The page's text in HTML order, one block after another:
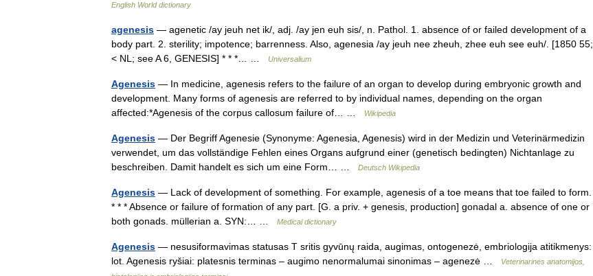
English World dictionary
agenesis — agenetic /ay jeuh net ik/, adj. /ay jen euh sis/, n. Pathol. 1. absence of or failed development of a
body part. 2. sterility; impotence; barrenness. Also, agenesia /ay jeuh nee zheuh, zhee euh see euh/. [1850 55;
< NL; see A 6, GENESIS] * * *… …
Universalium
Agenesis — In medicine, agenesis refers to the failure of an organ to develop during embryonic growth and
development. Many forms of agenesis are referred to by individual names, depending on the organ
affected:*Agenesis of the corpus callosum failure of… …
Wikipedia
Agenesis — Der Begriff Agenesie (Synonyme: Agenesia, Agenesis) wird in der Medizin und Veterinärmedizin
verwendet, um das vollständige Fehlen eines Organs aufgrund einer (genetisch bedingten) Nichtanlage zu
beschreiben. Damit handelt es sich um eine Form… …
Deutsch Wikipedia
Agenesis — Lack of development of something. For example, agenesis of a toe means that toe failed to form.
* * * Absence or failure of formation of any part. [G. a priv. + genesis, production] gonadal a. absence of one or
both gonads. müllerian a. SYN:… …
Medical dictionary
Agenesis — nesusiformavimas statusas T sritis gyvūnų raida, augimas, ontogenezė, embriologija atitikmenys:
lot. Agenesis ryšiai: platesnis terminas – augimo nenormalumai sinonimas – agenezė …
Veterinarinės anatomijos,